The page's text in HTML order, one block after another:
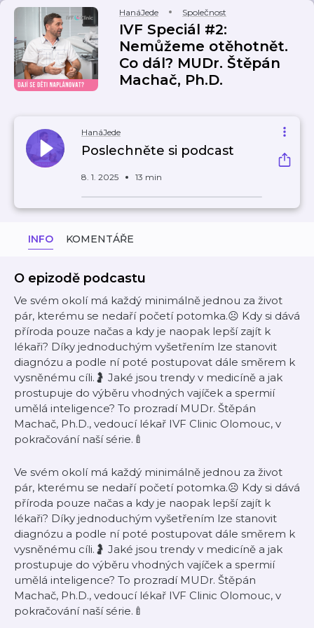
HanáJede Společnost
IVF Speciál #2:
Nemůžeme otěhotnět.
Co dál? MUDr. Štěpán
Machač, Ph.D.
HanáJede
Poslechněte si podcast
8. 1. 2025 13 min
INFO KOMENTÁŘE
O epizodě podcastu
Ve svém okolí má každý minimálně jednou za život
pár, kterému se nedaří početí potomka.☹️ Kdy si dává
příroda pouze načas a kdy je naopak lepší zajít k
lékaři? Díky jednoduchým vyšetřením lze stanovit
diagnózu a podle ní poté postupovat dále směrem k
vysněnému cíli.🤰 Jaké jsou trendy v medicíně a jak
prostupuje do výběru vhodných vajíček a spermií
umělá inteligence? To prozradí MUDr. Štěpán
Machač, Ph.D., vedoucí lékař IVF Clinic Olomouc, v
pokračování naší série.🍼
Ve svém okolí má každý minimálně jednou za život
pár, kterému se nedaří početí potomka.☹️ Kdy si dává
příroda pouze načas a kdy je naopak lepší zajít k
lékaři? Díky jednoduchým vyšetřením lze stanovit
diagnózu a podle ní poté postupovat dále směrem k
vysněnému cíli.🤰 Jaké jsou trendy v medicíně a jak
prostupuje do výběru vhodných vajíček a spermií
umělá inteligence? To prozradí MUDr. Štěpán
Machač, Ph.D., vedoucí lékař IVF Clinic Olomouc, v
pokračování naší série.🍼